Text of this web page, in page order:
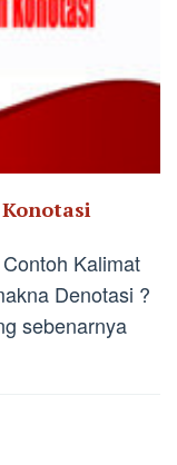
Kalimat
Denotasi ?
sebenarnya